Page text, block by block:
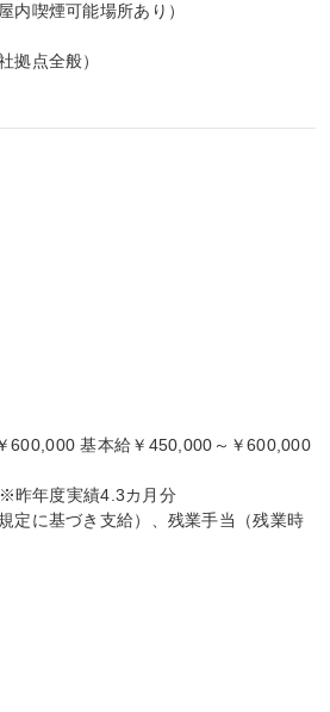
内喫煙可能場所あり）
拠点全般）
600,000 基本給￥450,000～￥600,000
昨年度実績4.3カ月分
定に基づき支給）、残業手当（残業時